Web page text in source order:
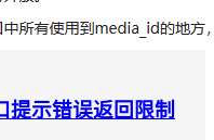
提示错误返回限制